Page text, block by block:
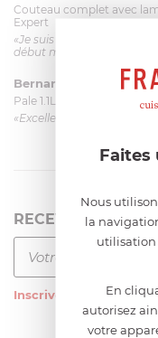
Couteau complet avec
Expert
«Je suis satisfaite du
début mais ça le fait. La
Bernard le 23/06/2026
Pale 1.1L pour Glacier
«Excellent: produit et
RECEVEZ LA
Inscrivez-vous à notre
Faites
Nous
la
utilisation
En
autorisez
votre